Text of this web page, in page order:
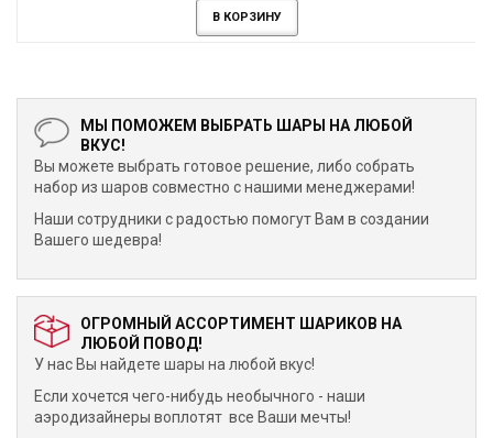
В КОРЗИНУ
МЫ ПОМОЖЕМ ВЫБРАТЬ ШАРЫ НА ЛЮБОЙ
ВКУС!
Вы можете выбрать готовое решение, либо собрать
набор из шаров совместно с нашими менеджерами!
Наши сотрудники с радостью помогут Вам в создании
Вашего шедевра!
ОГРОМНЫЙ АССОРТИМЕНТ ШАРИКОВ НА
ЛЮБОЙ ПОВОД!
У нас Вы найдете шары на любой вкус!
Если хочется чего-нибудь необычного - наши
аэродизайнеры воплотят все Ваши мечты!